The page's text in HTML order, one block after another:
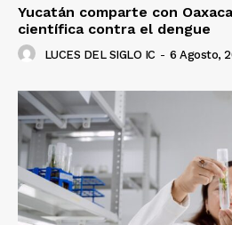
Yucatán comparte con
científica contra el dengue
LUCES DEL SIGLO IC - 6 Agosto,